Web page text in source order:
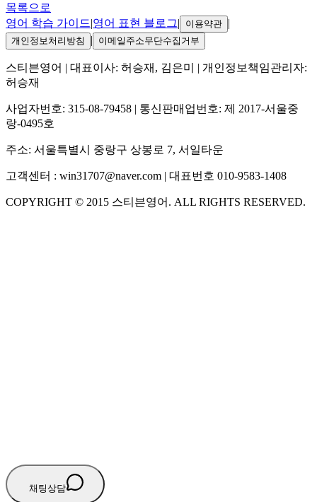
목록으로
영어 학습 가이드|영어 표현 블로그| 이용약관 |
개인정보처리방침 | 이메일주소무단수집거부
스티븐영어 | 대표이사: 허승재, 김은미
| 개인정보책임관리자:
허승재
사업자번호: 315-08-79458 | 통신판매업번호: 제 2017-서울중
랑-0495호
주소: 서울특별시 중랑구 상봉로 7, 서일타운
고객센터 : win31707@naver.com | 대표번호 010-9583-1408
COPYRIGHT © 2015 스티븐영어 . ALL RIGHTS RESERVED.
채팅상담